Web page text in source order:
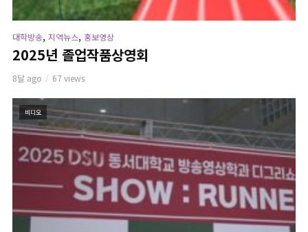
대학방송, 지역뉴스, 홍보영상
2025년 졸업작품상영회
8달 ago 67 views
비디오